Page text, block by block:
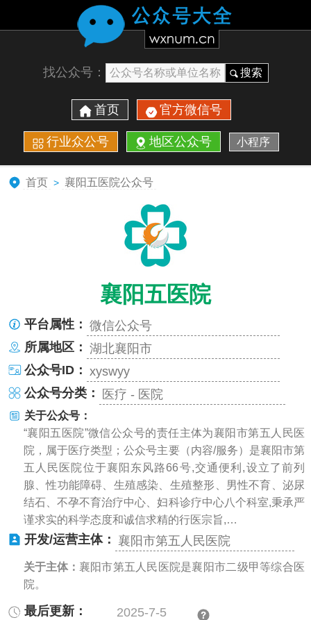
找公众号： 搜索
首页 官方微信号
行业众公号 地区公众号 小程序
首页 > 襄阳五医院公众号
襄阳五医院
平台属性： 微信公众号
所属地区： 湖北襄阳市
公众号ID： xyswyy
公众号分类：
医疗 - 医院
关于公众号：
“襄阳五医院”微信公众号的责任主体为襄阳市第五人民医
院，属于医疗类型；公众号主要（内容/服务）是襄阳市第
五人民医院位于襄阳东风路66号,交通便利,设立了前列
腺、性功能障碍、生殖感染、生殖整形、男性不育、泌尿
结石、不孕不育治疗中心、妇科诊疗中心八个科室,秉承严
谨求实的科学态度和诚信求精的行医宗旨,…
开发/运营主体： 襄阳市第五人民医院
关于主体： 襄阳市第五人民医院是襄阳市二级甲等综合医
院。
最后更新：
2025-7-5